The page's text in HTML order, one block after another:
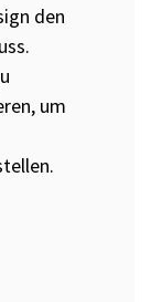
den
um